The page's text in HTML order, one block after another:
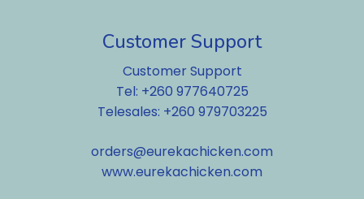
Customer Support
Customer Support
Tel: +260 977640725
Telesales: +260 979703225
orders@eurekachicken.com
www.eurekachicken.com